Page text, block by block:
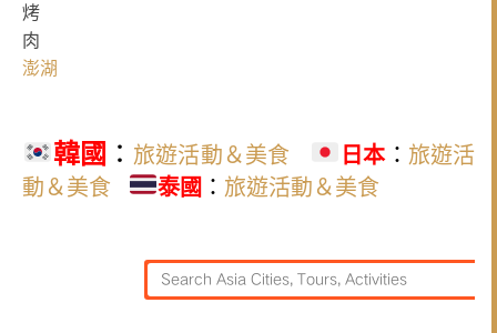
澎湖
韓國 ： 旅遊活動＆美食 日本： 旅遊活
動＆美食
泰國 ： 旅遊活動＆美食